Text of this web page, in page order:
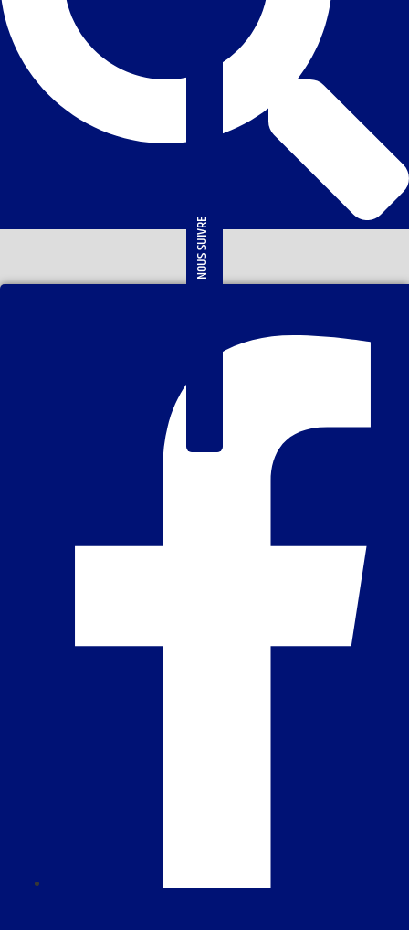
NOUS SUIVRE